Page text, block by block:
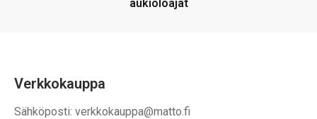
aukioloajat
Verkkokauppa
Sähköposti: verkkokauppa@matto.fi